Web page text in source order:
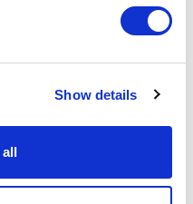
data is processed
to analyse our traffic.
that you’ve
collected from your use
Show details